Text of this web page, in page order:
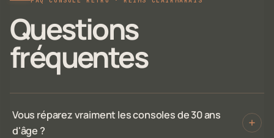
Questions
fréquentes
Vous réparez vraiment les consoles de 30 ans
d'âge ?